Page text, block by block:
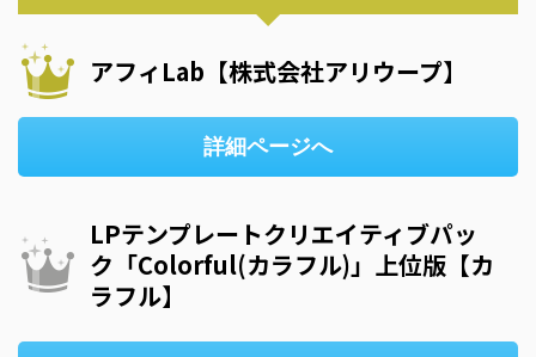
アフィLab【株式会社アリウープ】
詳細ページへ
LPテンプレートクリエイティブパッ
ク「Colorful(カラフル)」上位版【カ
ラフル】